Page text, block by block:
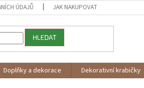
ÚDAJŮ JAK NAKUPOVAT
HLEDAT
Doplňky a dekorace Dekorativní krabičky